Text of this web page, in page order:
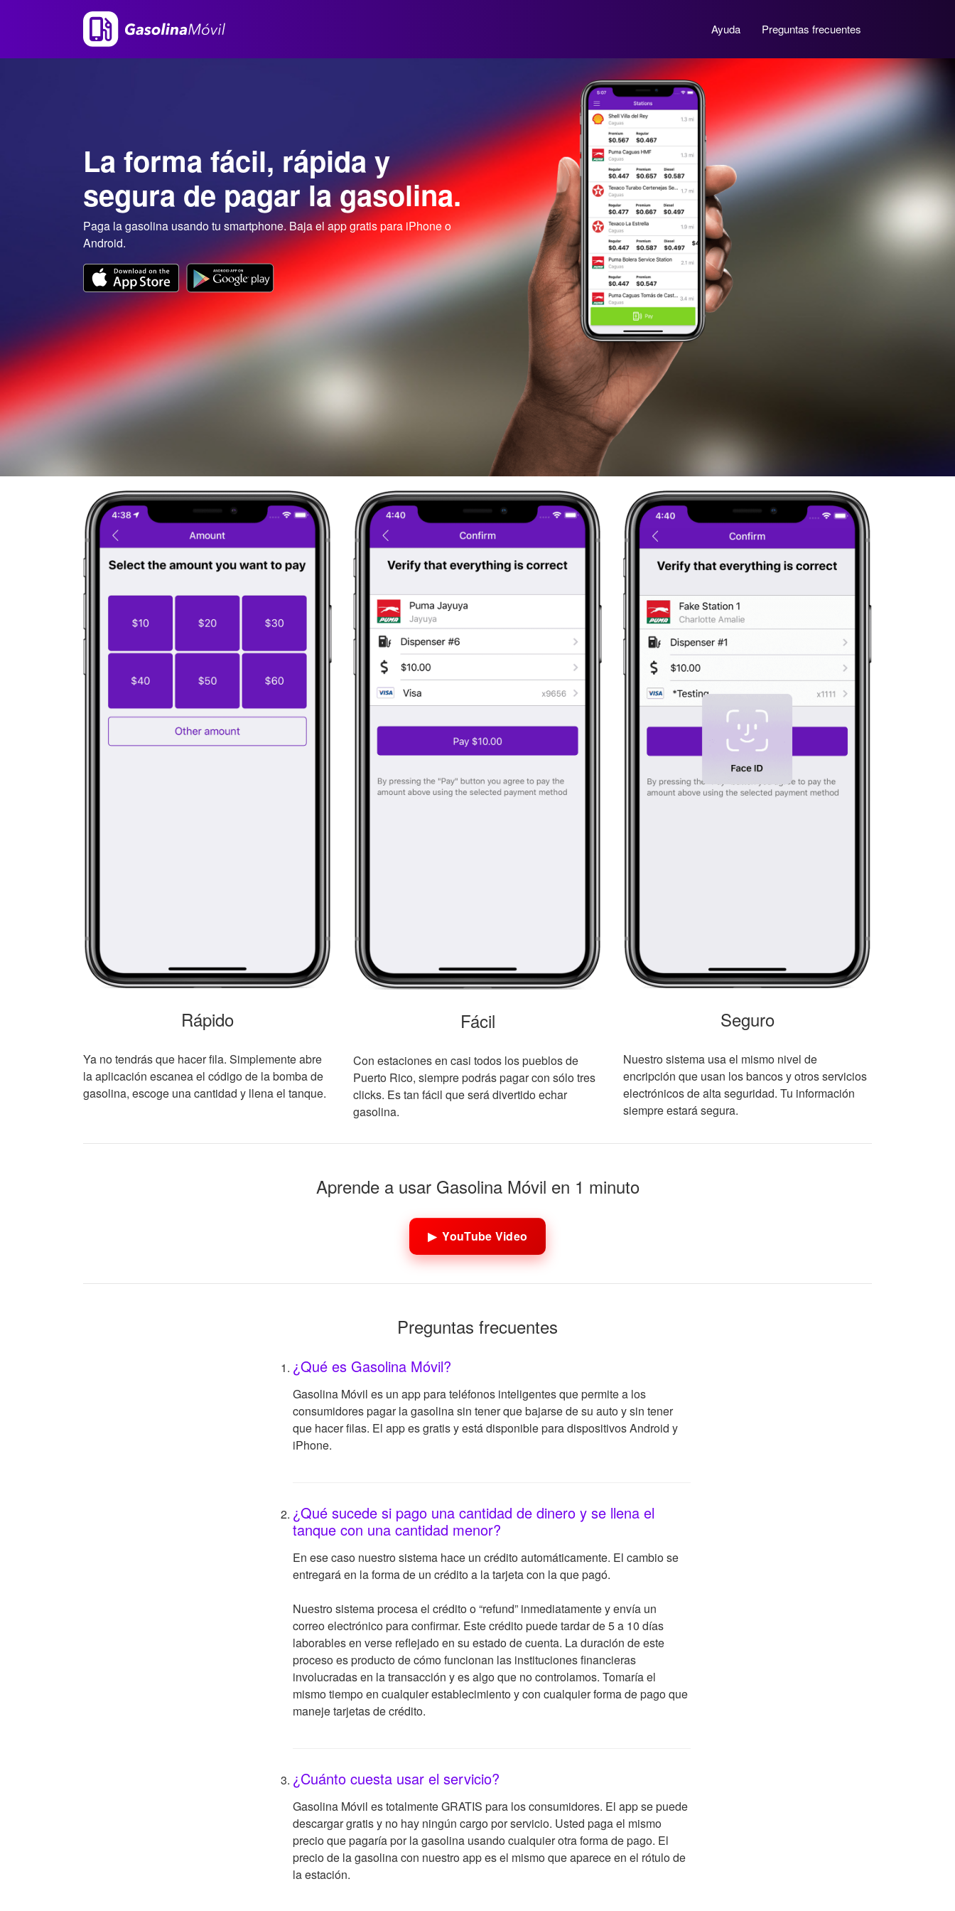
Ayuda Preguntas frecuentes
La forma fácil, rápida y
segura de pagar la gasolina.
Paga la gasolina usando tu smartphone. Baja el app gratis para iPhone o
Android.
Rápido
Ya no tendrás que hacer fila. Simplemente abre
la aplicación escanea el código de la bomba de
gasolina, escoge una cantidad y llena el tanque.
Fácil
Con estaciones en casi todos los pueblos de
Puerto Rico, siempre podrás pagar con sólo tres
clicks. Es tan fácil que será divertido echar
gasolina.
Seguro
Nuestro sistema usa el mismo nivel de
encripción que usan los bancos y otros servicios
electrónicos de alta seguridad. Tu información
siempre estará segura.
Aprende a usar Gasolina Móvil en 1 minuto
▶ YouTube Video
Preguntas frecuentes
¿Qué es Gasolina Móvil?
Gasolina Móvil es un app para teléfonos inteligentes que permite a los
consumidores pagar la gasolina sin tener que bajarse de su auto y sin tener
que hacer filas. El app es gratis y está disponible para dispositivos Android y
iPhone.
¿Qué sucede si pago una cantidad de dinero y se llena el
tanque con una cantidad menor?
En ese caso nuestro sistema hace un crédito automáticamente. El cambio se
entregará en la forma de un crédito a la tarjeta con la que pagó.
Nuestro sistema procesa el crédito o “refund” inmediatamente y envía un
correo electrónico para confirmar. Este crédito puede tardar de 5 a 10 días
laborables en verse reflejado en su estado de cuenta. La duración de este
proceso es producto de cómo funcionan las instituciones financieras
involucradas en la transacción y es algo que no controlamos. Tomaría el
mismo tiempo en cualquier establecimiento y con cualquier forma de pago que
maneje tarjetas de crédito.
¿Cuánto cuesta usar el servicio?
Gasolina Móvil es totalmente GRATIS para los consumidores. El app se puede
descargar gratis y no hay ningún cargo por servicio. Usted paga el mismo
precio que pagaría por la gasolina usando cualquier otra forma de pago. El
precio de la gasolina con nuestro app es el mismo que aparece en el rótulo de
la estación.